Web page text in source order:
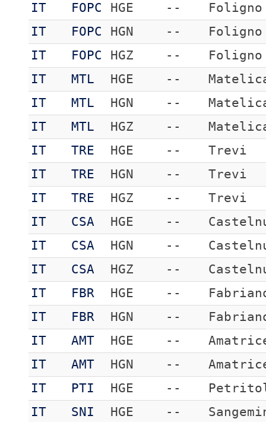
IT
FOPC HGE --
IT
FOPC HGN --
IT
FOPC HGZ --
IT
MTL HGE --
IT
MTL HGN --
IT
MTL HGZ --
IT
TRE HGE --
Trevi
IT
TRE HGN --
Trevi
IT
TRE HGZ --
Trevi
IT
CSA HGE --
IT
CSA HGN --
IT
CSA HGZ --
IT
FBR HGE --
IT
FBR HGN --
IT
AMT HGE --
IT
AMT HGN --
IT
PTI HGE --
IT
SNI HGE --